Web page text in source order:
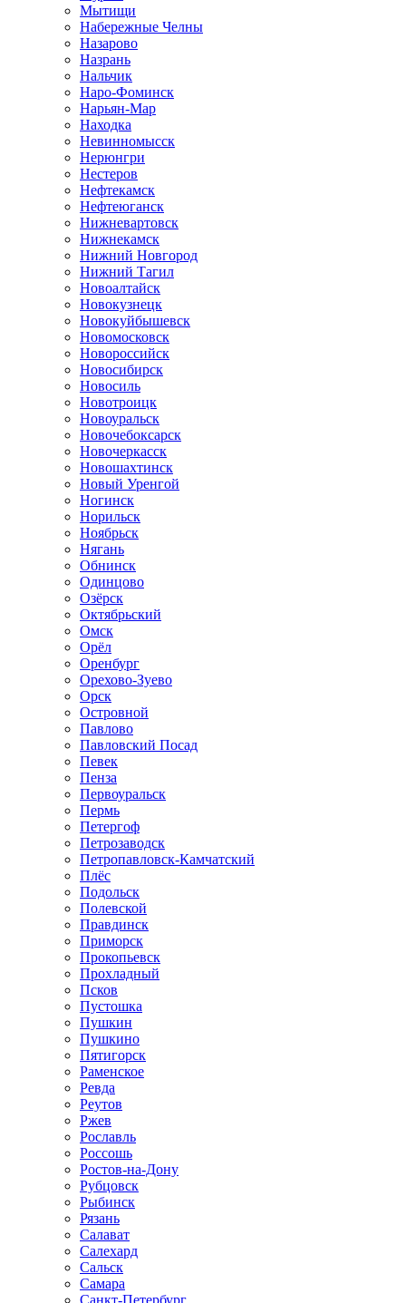
Мытищи
Набережные Челны
Назарово
Назрань
Нальчик
Наро-Фоминск
Нарьян-Мар
Находка
Невинномысск
Нерюнгри
Нестеров
Нефтекамск
Нефтеюганск
Нижневартовск
Нижнекамск
Нижний Новгород
Нижний Тагил
Новоалтайск
Новокузнецк
Новокуйбышевск
Новомосковск
Новороссийск
Новосибирск
Новосиль
Новотроицк
Новоуральск
Новочебоксарск
Новочеркасск
Новошахтинск
Новый Уренгой
Ногинск
Норильск
Ноябрьск
Нягань
Обнинск
Одинцово
Озёрск
Октябрьский
Омск
Орёл
Оренбург
Орехово-Зуево
Орск
Островной
Павлово
Павловский Посад
Певек
Пенза
Первоуральск
Пермь
Петергоф
Петрозаводск
Петропавловск-Камчатский
Плёс
Подольск
Полевской
Правдинск
Приморск
Прокопьевск
Прохладный
Псков
Пустошка
Пушкин
Пушкино
Пятигорск
Раменское
Ревда
Реутов
Ржев
Рославль
Россошь
Ростов-на-Дону
Рубцовск
Рыбинск
Рязань
Салават
Салехард
Сальск
Самара
Санкт-Петербург